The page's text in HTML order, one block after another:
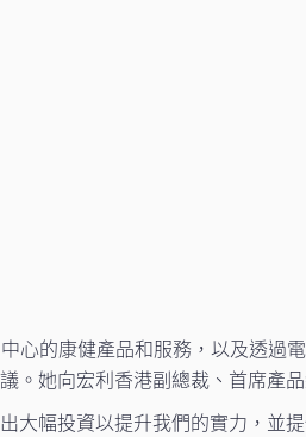
心的康健產品和服務，以及透過
她向宏利香港副總裁、首席產
大幅投資以提升我們的實力，並